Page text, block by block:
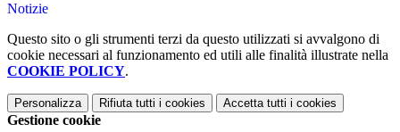
Notizie
Questo sito o gli strumenti terzi da questo utilizzati si avvalgono di
cookie necessari al funzionamento ed utili alle finalità illustrate nella
COOKIE POLICY.
Personalizza Rifiuta tutti i cookies Accetta tutti i cookies
Gestione cookie